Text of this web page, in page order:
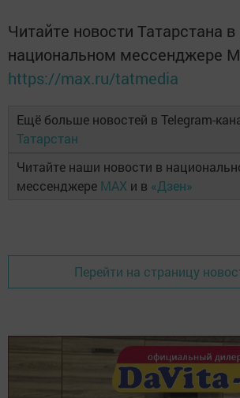
Читайте новости Татарстана в
национальном мессенджере
https://max.ru/tatmedia
Ещё больше новостей в Telegram-
Татарстан
Читайте наши новости в
мессенджере MAX и в «Дзен»
Перейти на страницу